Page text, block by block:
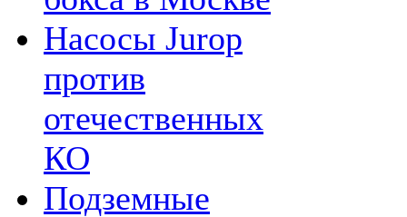
Насосы Jurop
против
отечественных
КО
Подземные